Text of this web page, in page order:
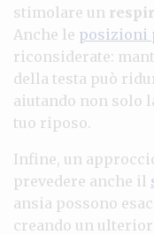
stimolare un
Anche le posizioni
riconsiderate:
della testa può
aiutando non solo
tuo riposo.
Infine, un
prevedere anche il
ansia possono
creando un